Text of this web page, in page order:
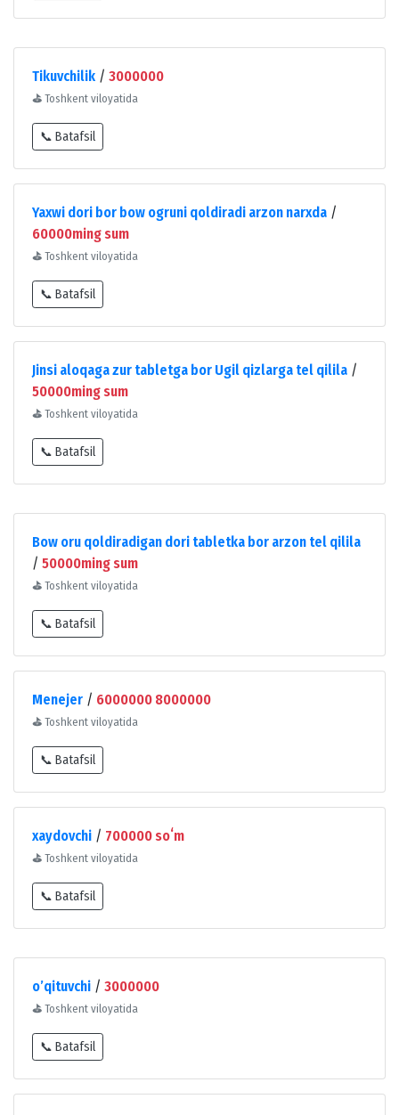
Tikuvchilik / 3000000
⛳ Toshkent viloyatida
📞 Batafsil
Yaxwi dori bor bow ogruni qoldiradi arzon narxda /
60000ming sum
⛳ Toshkent viloyatida
📞 Batafsil
Jinsi aloqaga zur tabletga bor Ugil qizlarga tel qilila /
50000ming sum
⛳ Toshkent viloyatida
📞 Batafsil
Bow oru qoldiradigan dori tabletka bor arzon tel qilila
/ 50000ming sum
⛳ Toshkent viloyatida
📞 Batafsil
Menejer / 6000000 8000000
⛳ Toshkent viloyatida
📞 Batafsil
xaydovchi / 700000 soʻm
⛳ Toshkent viloyatida
📞 Batafsil
o’qituvchi / 3000000
⛳ Toshkent viloyatida
📞 Batafsil